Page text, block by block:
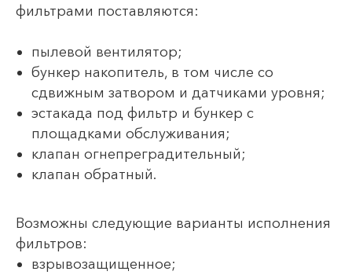
фильтрами поставляются:
пылевой вентилятор;
бункер накопитель, в том числе со
сдвижным затвором и датчиками уровня;
эстакада под фильтр и бункер с
площадками обслуживания;
клапан огнепреградительный;
клапан обратный.
Возможны следующие варианты исполнения
фильтров:
взрывозащищенное;